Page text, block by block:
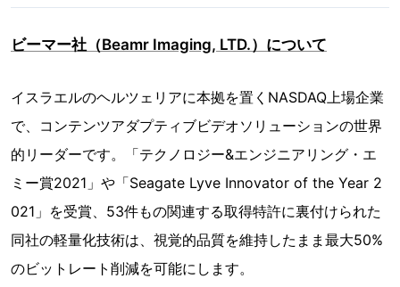
ビーマー社（Beamr Imaging, LTD.）について
イスラエルのヘルツェリアに本拠を置くNASDAQ上場企業
で、コンテンツアダプティブビデオソリューションの世界
的リーダーです。「テクノロジー&エンジニアリング・エ
ミー賞2021」や「Seagate Lyve Innovator of the Year 2
021」を受賞、53件もの関連する取得特許に裏付けられた
同社の軽量化技術は、視覚的品質を維持したまま最大50%
のビットレート削減を可能にします。